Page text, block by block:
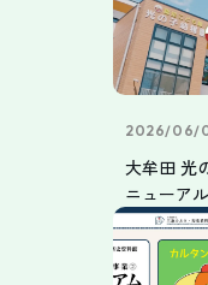
2026/06/
大牟田 光
ニューアル